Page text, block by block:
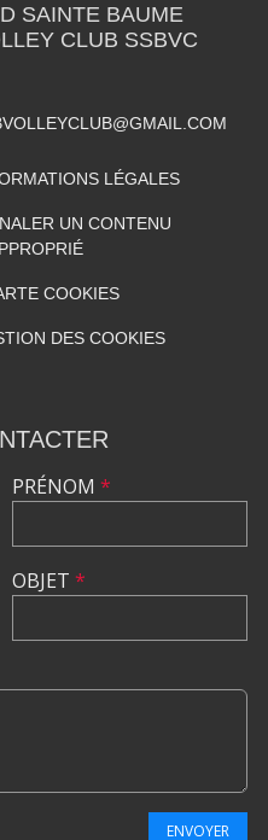
SAINTE BAUME
CLUB SSBVC
LÉGALES
UN CONTENU
COOKIES
DES COOKIES
PRÉNOM *
OBJET *
ENVOYER